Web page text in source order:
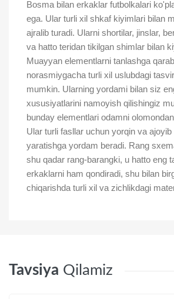
Bosma bilan erkaklar futbolkalari
ega. Ular turli xil shkaf kiyimlari bilan
ajralib turadi. Ularni shortilar, jinslar,
va hatto teridan tikilgan shimlar bilan
Muayyan elementlarni tanlashga
norasmiygacha turli xil uslubdagi
mumkin. Ularning yordami bilan siz
xususiyatlarini namoyish qilishingiz
bunday elementlari odamni
Ular turli fasllar uchun yorqin va
yaratishga yordam beradi. Rang
shu qadar rang-barangki, u hatto eng
erkaklarni ham qondiradi, shu bilan
chiqarishda turli xil va zichlikdagi
Tavsiya Qilamiz